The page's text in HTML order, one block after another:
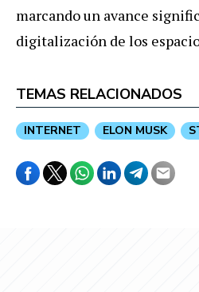
marcando un avance
digitalización de los
TEMAS RELACIONADOS
INTERNET ELON MUSK